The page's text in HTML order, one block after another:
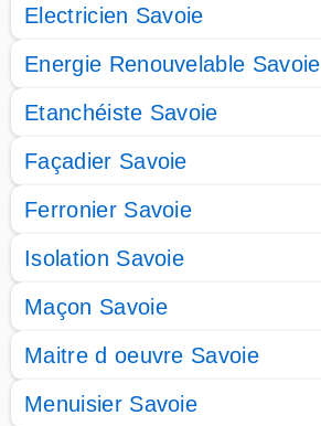
Electricien Savoie
Energie Renouvelable Savoie
Etanchéiste Savoie
Façadier Savoie
Ferronier Savoie
Isolation Savoie
Maçon Savoie
Maitre d oeuvre Savoie
Menuisier Savoie